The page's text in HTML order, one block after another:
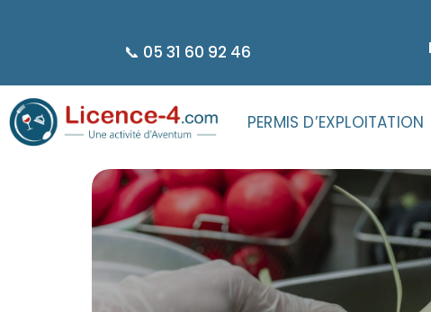
📞 05 31 60 92 46
PERMIS D’EXPLOITATION